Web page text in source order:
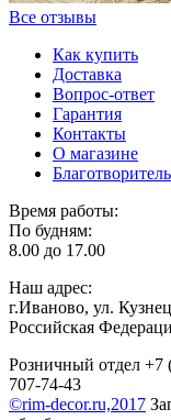
Все отзывы
Как купить
Доставка
Вопрос-ответ
Гарантия
Контакты
О магазине
Время работы:
По будням:
8.00 до 17.00
Наш адрес:
г.Иваново, ул.
Российская
Розничный отдел +7
707-74-43
©rim-decor.ru,2017